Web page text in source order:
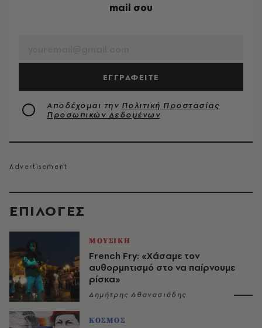
EΠΙΛΟΓΈΣ
ΜΟΥΣΙΚΗ
French Fry: «Χάσαμε τον
αυθορμητισμό στο να παίρνουμε
ρίσκα»
Δημήτρης Αθανασιάδης
ΚΟΣΜΟΣ
mail σου
ΕΓΓΡΑΦΕΙΤΕ
Αποδέχομαι την Πολιτική Προστασίας
Προσωπικών Δεδομένων